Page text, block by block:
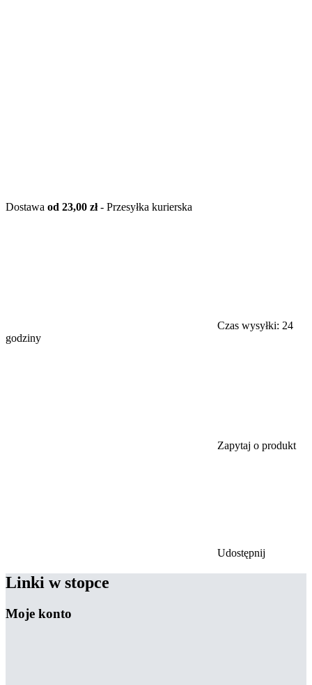
Dostawa od 23,00 zł- Przesyłka kurierska
Czas wysyłki: 24
godziny
Zapytaj o produkt
Udostępnij
Linki w stopce
Moje konto